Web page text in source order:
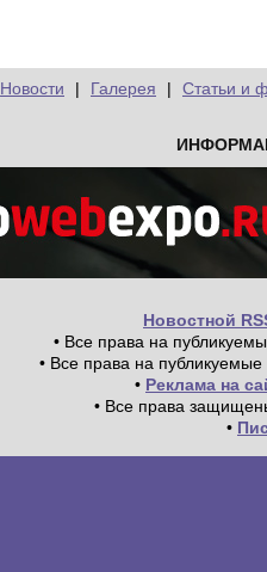
Новости | Галерея | Статьи и
Новостной
• Все права на
• Все права на
• Реклама на
• Все права
•